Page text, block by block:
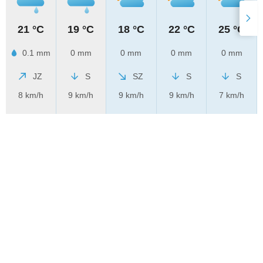
21 °C
0.1 mm
JZ
8 km/h
19 °C
0 mm
S
9 km/h
18 °C
0 mm
SZ
9 km/h
22 °C
0 mm
S
9 km/h
25 °C
0 mm
S
7 km/h